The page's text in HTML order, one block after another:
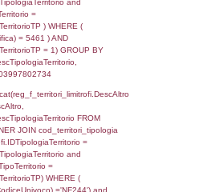
AND
0.00020813941955566
a2p.Cognome, a2p.Nome
a2rp INNER JOIN
= a2p.IDPersonale
AND
0.00020098686218262
Cognome, Nome FROM
INNER JOIN